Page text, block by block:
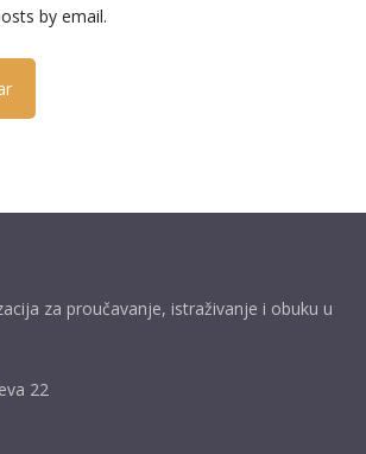
by email.
za proučavanje, istraživanje i obuku u
22